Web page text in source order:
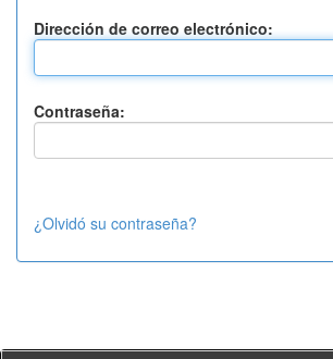
Dirección de correo electrónico:
Contraseña:
¿Olvidó su contraseña?